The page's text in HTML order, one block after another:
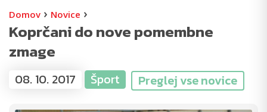
Domov › Novice ›
Koprčani do nove pomembne
zmage
08. 10. 2017 Šport Preglej vse novice